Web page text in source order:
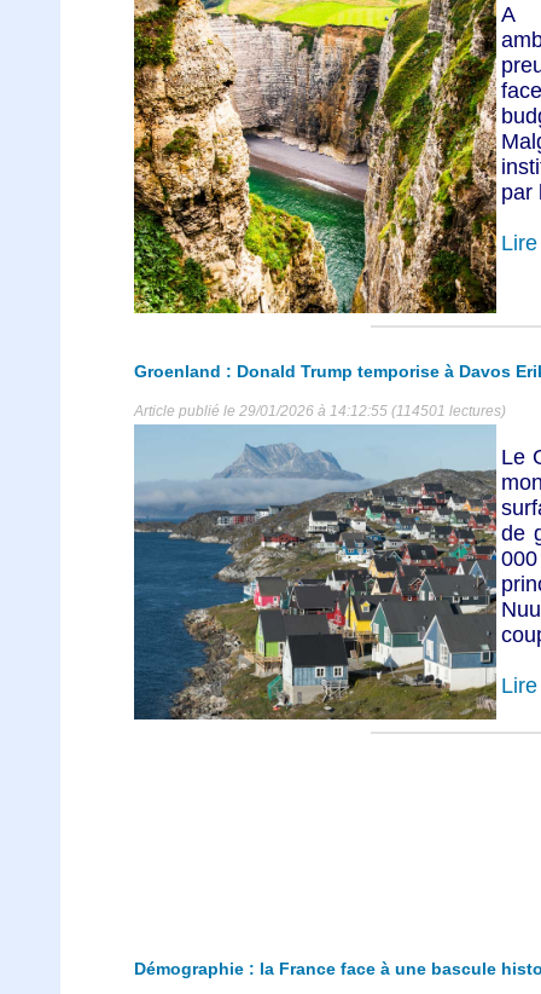
A
par
Groenland : Donald Trump temporise à Davos
Article publié le 29/01/2026 à 14:12:55 (114501 lectures)
Le
de
Démographie : la France face à une bascule